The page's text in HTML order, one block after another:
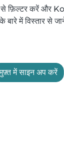
से फ़िल्टर करें और
बारे में विस्तार से
में साइन अप करें